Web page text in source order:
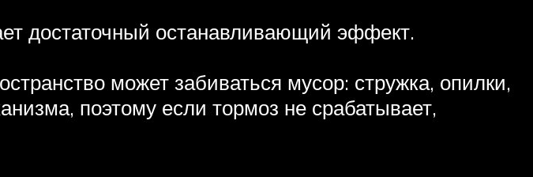
достаточный останавливающий эффект.
может забиваться мусор: стружка, опилки,
поэтому если тормоз не срабатывает,